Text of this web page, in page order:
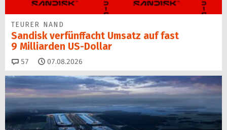
TEURER NAND
Sandisk verfünffacht Umsatz auf fast
9 Milliarden US-Dollar
57 Kommentare
07.08.2026